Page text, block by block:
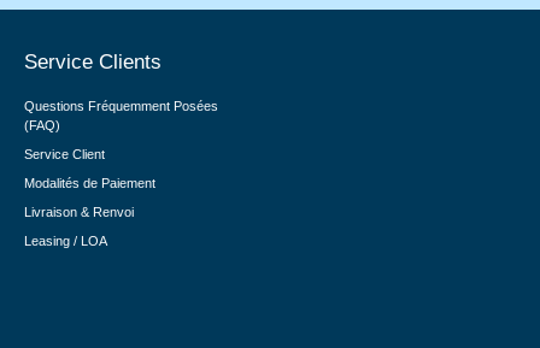
Service Clients
Questions Fréquemment Posées
(FAQ)
Service Client
Modalités de Paiement
Livraison & Renvoi
Leasing / LOA